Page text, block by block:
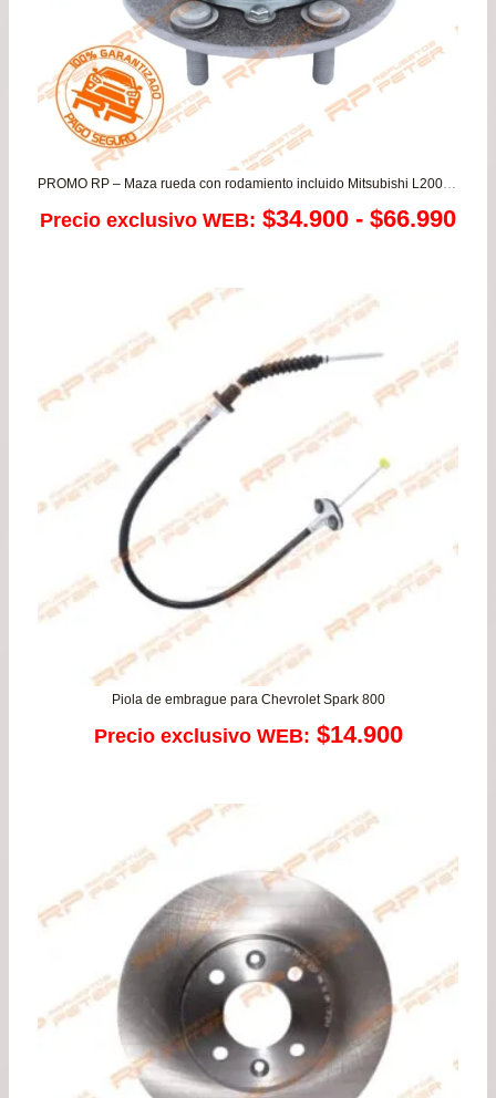
PROMO RP – Maza rueda con rodamiento incluido Mitsubishi L200 Dakar/Katana/Work 2.4/2.5/3.2 – Montero 2.5/3.2/3.5
Precio exclusivo WEB: $34.900 - $66.990
Piola de embrague para Chevrolet Spark 800
Precio exclusivo WEB: $14.900